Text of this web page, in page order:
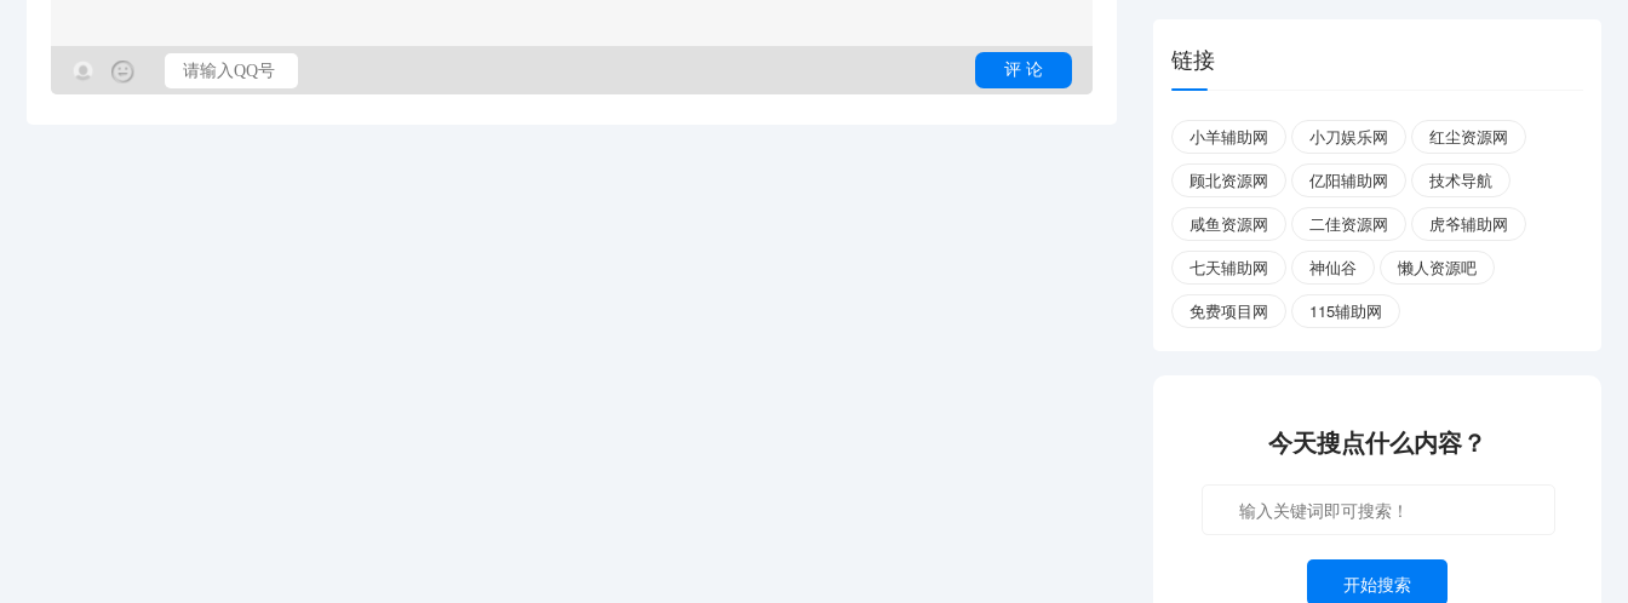
链接
小羊辅助网 小刀娱乐网
红尘资源网
顾北资源网
亿阳辅助网
技术导航
咸鱼资源网
二佳资源网
虎爷辅助网
七天辅助网
神仙谷
懒人资源吧
免费项目网
115辅助网
今天搜点什么内容？
开始搜索